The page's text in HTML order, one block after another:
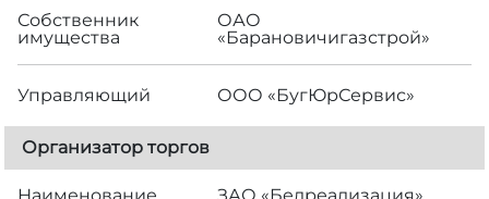
Собственник
имущества
ОАО
«Барановичигазстрой»
Управляющий ООО «БугЮрСервис»
Организатор торгов
Наименование ЗАО «Белреализация»